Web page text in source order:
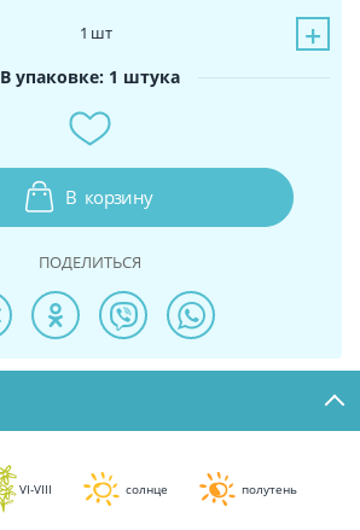
+
1 шт
В упаковке: 1 штука
В корзину
ПОДЕЛИТЬСЯ
VI-VIII солнце полутень